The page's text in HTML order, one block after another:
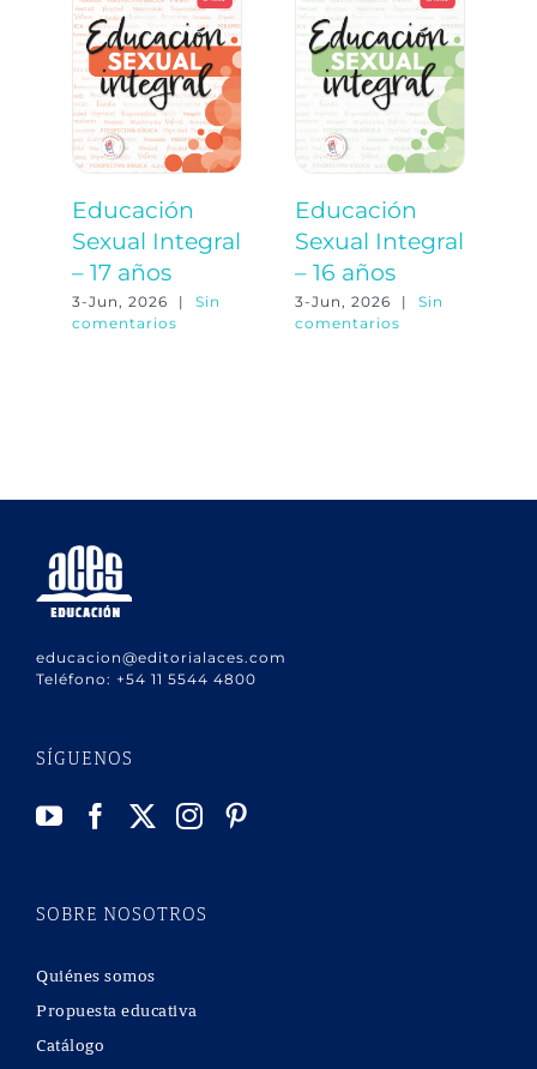
Educación
Sexual Integral
– 17 años
3-Jun, 2026 |
Sin
comentarios
Educación
Sexual Integral
– 16 años
3-Jun, 2026 |
Sin
comentarios
educacion@editorialaces.com
Teléfono: +54 11 5544 4800
SÍGUENOS
SOBRE NOSOTROS
Quiénes somos
Propuesta educativa
Catálogo